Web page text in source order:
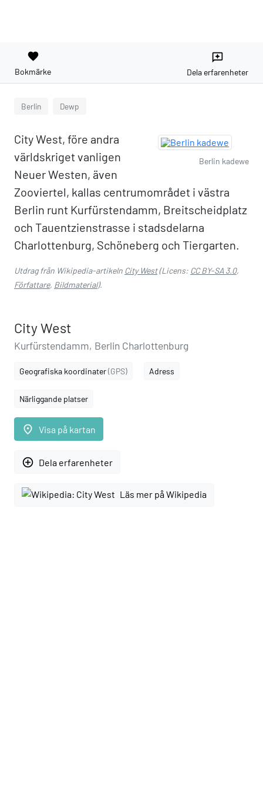
favorite
Bokmärke
reviews
Dela erfarenheter
Berlin Dewp
Berlin kadewe
City West, före andra
världskriget vanligen
Neuer Westen, även
Zooviertel, kallas centrumområdet i västra
Berlin runt Kurfürstendamm, Breitscheidplatz
och Tauentzienstrasse i stadsdelarna
Charlottenburg, Schöneberg och Tiergarten.
Utdrag från Wikipedia-artikeln City West(Licens: CC BY-SA 3.0,
Författare, Bildmaterial).
City West
Kurfürstendamm, Berlin Charlottenburg
Geografiska koordinater(GPS) Adress
Närliggande platser
place Visa på kartan
add_circle_outline Dela erfarenheter
Läs mer på Wikipedia